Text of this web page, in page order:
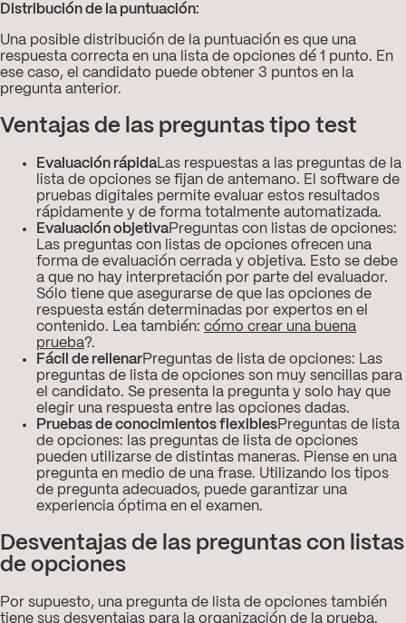
Distribución de la puntuación:
Una posible distribución de la puntuación es que una
respuesta correcta en una lista de opciones dé 1 punto. En
ese caso, el candidato puede obtener 3 puntos en la
pregunta anterior.
Ventajas de las preguntas tipo test
Evaluación rápidaLas respuestas a las preguntas de la
lista de opciones se fijan de antemano. El software de
pruebas digitales permite evaluar estos resultados
rápidamente y de forma totalmente automatizada.
Evaluación objetivaPreguntas con listas de opciones:
Las preguntas con listas de opciones ofrecen una
forma de evaluación cerrada y objetiva. Esto se debe
a que no hay interpretación por parte del evaluador.
Sólo tiene que asegurarse de que las opciones de
respuesta están determinadas por expertos en el
contenido. Lea también: cómo crear una buena
prueba?.
Fácil de rellenarPreguntas de lista de opciones: Las
preguntas de lista de opciones son muy sencillas para
el candidato. Se presenta la pregunta y solo hay que
elegir una respuesta entre las opciones dadas.
Pruebas de conocimientos flexiblesPreguntas de lista
de opciones: las preguntas de lista de opciones
pueden utilizarse de distintas maneras. Piense en una
pregunta en medio de una frase. Utilizando los tipos
de pregunta adecuados, puede garantizar una
experiencia óptima en el examen.
Desventajas de las preguntas con listas
de opciones
Por supuesto, una pregunta de lista de opciones también
tiene sus desventajas para la organización de la prueba.